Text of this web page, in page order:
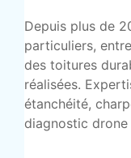
Depuis plus de
particuliers,
des toitures
réalisées.
étanchéité,
diagnostic